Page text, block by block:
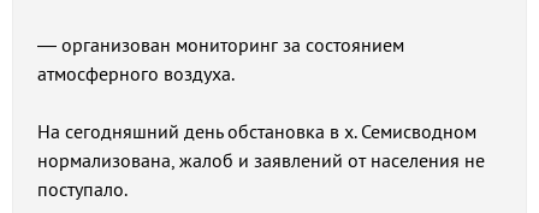
— организован мониторинг за состоянием
атмосферного воздуха.
На сегодняшний день обстановка в х. Семисводном
нормализована, жалоб и заявлений от населения не
поступало.